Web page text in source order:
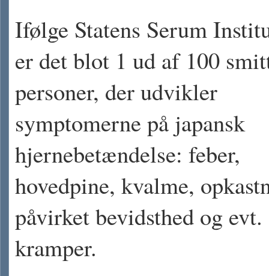
Ifølge Statens Serum
er det blot 1 ud af 100
personer, der udvikler
symptomerne på japansk
hjernebetændelse: feber,
hovedpine, kvalme,
påvirket bevidsthed og evt.
kramper.